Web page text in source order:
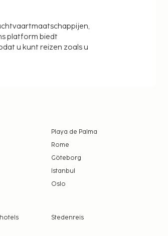
platform biedt
u kunt reizen zoals u
Playa de Palma
Rome
Göteborg
Istanbul
Oslo
Stedenreis